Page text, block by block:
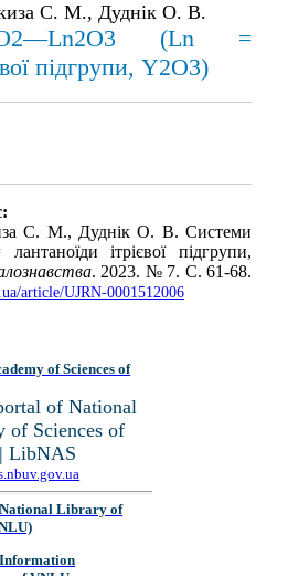
С. М., Дуднік О. В.
(Ln =
підгрупи, Y2O3)
С. М., Дуднік О. В. Системи
ітрієвої підгрупи,
. 2023. № 7. С. 61-68.
article/UJRN-0001512006
of Sciences of
of National
of Sciences of
LibNAS
Library of